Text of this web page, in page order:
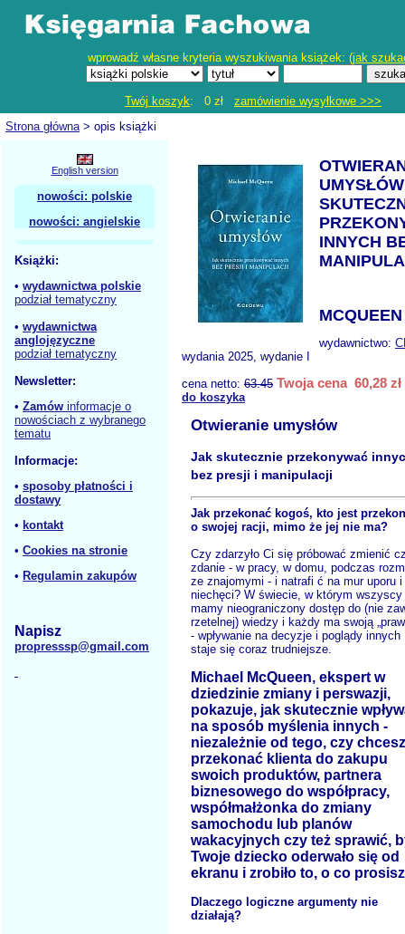
wprowadź własne kryteria wyszukiwania książek: (jak
Twój koszyk: 0 zł zamówienie wysyłkowe >>>
Strona główna> opis książki
English version
nowości: polskie
nowości: angielskie
Książki:
• wydawnictwa polskie
podział tematyczny
• wydawnictwa
anglojęzyczne
podział tematyczny
Newsletter:
• Zamów informacje o
nowościach z wybranego
tematu
Informacje:
• sposoby płatności i
dostawy
• kontakt
• Cookies na stronie
• Regulamin zakupów
Napisz
propresssp@gmail.com
INNYCH
wydawnictwo:
wydania 2025, wydanie I
cena netto: 63.45 Twoja cena 60,28 zł
do koszyka
Otwieranie umysłów
Jak skutecznie przekonywać
bez presji i manipulacji
Jak przekonać kogoś, kto jest
o swojej racji, mimo że jej nie ma?
Czy zdarzyło Ci się próbować zmienić
zdanie - w pracy, w domu, podczas
ze znajomymi - i natrafi ć na mur uporu i
niechęci? W świecie, w którym wszyscy
mamy nieograniczony dostęp do (nie
rzetelnej) wiedzy i każdy ma swoją
- wpływanie na decyzje i poglądy innych
staje się coraz trudniejsze.
Michael McQueen, ekspert w
dziedzinie zmiany i perswazji,
pokazuje, jak skutecznie
na sposób myślenia innych -
niezależnie od tego, czy chcesz
przekonać klienta do zakupu
swoich produktów, partnera
biznesowego do współpracy,
współmałżonka do zmiany
samochodu lub planów
wakacyjnych czy też sprawić,
Twoje dziecko oderwało się od
ekranu i zrobiło to, o co
Dlaczego logiczne argumenty nie
działają?